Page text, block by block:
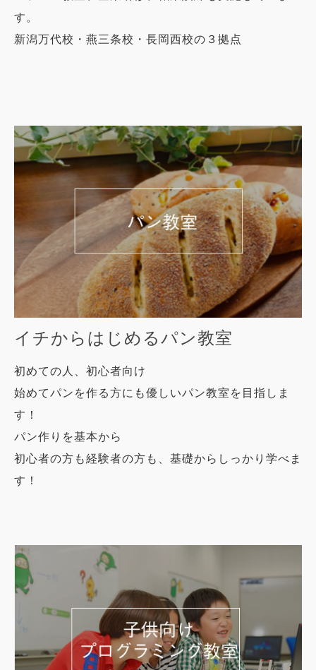
す。
新潟万代校・燕三条校・長岡西校の３拠点
イチからはじめるパン教室
初めての人、初心者向け
始めてパンを作る方にも優しいパン教室を目指しま
す！
パン作りを基本から
初心者の方も経験者の方も、基礎からしっかり学べま
す！